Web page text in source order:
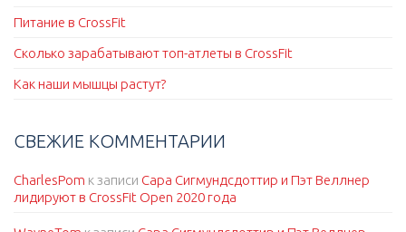
Питание в CrossFit
Сколько зарабатывают топ-атлеты в CrossFit
Как наши мышцы растут?
СВЕЖИЕ КОММЕНТАРИИ
CharlesPom к записи Сара Сигмундсдоттир и Пэт Веллнер
лидируют в CrossFit Open 2020 года